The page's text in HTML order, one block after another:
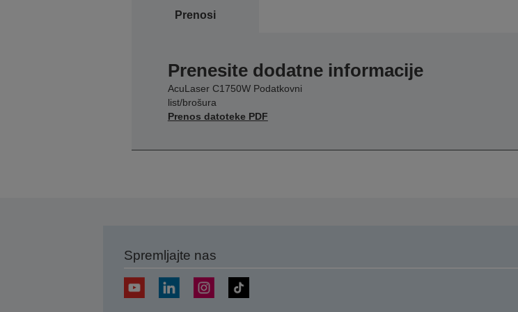
Prenosi
Prenesite dodatne informacije
AcuLaser C1750W Podatkovni
list/brošura
Prenos datoteke PDF
Spremljajte nas